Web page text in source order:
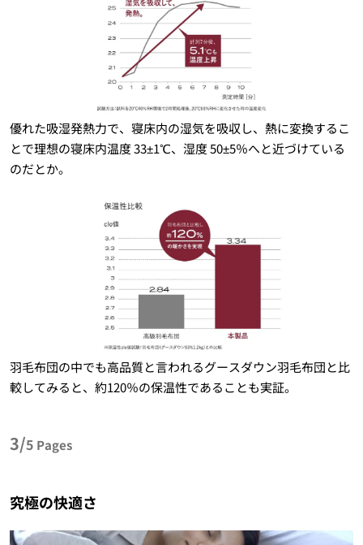
優れた吸湿発熱力で、寝床内の湿気を吸収し、熱に変換するこ
とで理想の寝床内温度 33±1℃、湿度 50±5％へと近づけている
のだとか。
羽毛布団の中でも高品質と言われるグースダウン羽毛布団と比
較してみると、約120％の保温性であることも実証。
3/5 Pages
究極の快適さ